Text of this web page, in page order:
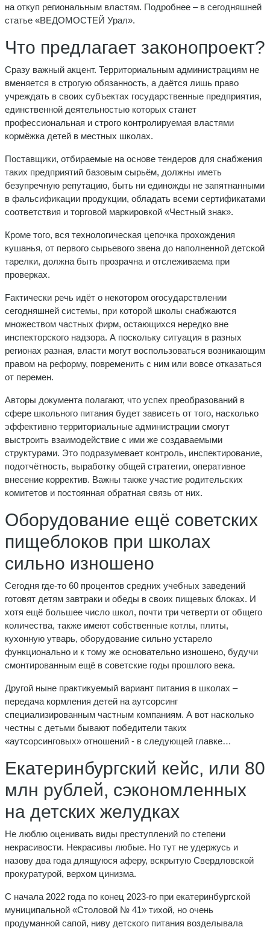
на откуп региональным властям. Подробнее – в сегодняшней
статье «ВЕДОМОСТЕЙ Урал».
Что предлагает законопроект?
Сразу важный акцент. Территориальным администрациям не
вменяется в строгую обязанность, а даётся лишь право
учреждать в своих субъектах государственные предприятия,
единственной деятельностью которых станет
профессиональная и строго контролируемая властями
кормёжка детей в местных школах.
Поставщики, отбираемые на основе тендеров для снабжения
таких предприятий базовым сырьём, должны иметь
безупречную репутацию, быть ни единожды не запятнанными
в фальсификации продукции, обладать всеми сертификатами
соответствия и торговой маркировкой «Честный знак».
Кроме того, вся технологическая цепочка прохождения
кушанья, от первого сырьевого звена до наполненной детской
тарелки, должна быть прозрачна и отслеживаема при
проверках.
Fактически речь идёт о некотором огосударствлении
сегодняшней системы, при которой школы снабжаются
множеством частных фирм, остающихся нередко вне
инспекторского надзора. А поскольку ситуация в разных
регионах разная, власти могут воспользоваться возникающим
правом на реформу, повременить с ним или вовсе отказаться
от перемен.
Авторы документа полагают, что успех преобразований в
сфере школьного питания будет зависеть от того, насколько
эффективно территориальные администрации смогут
выстроить взаимодействие с ими же создаваемыми
структурами. Это подразумевает контроль, инспектирование,
подотчётность, выработку общей стратегии, оперативное
внесение корректив. Важны также участие родительских
комитетов и постоянная обратная связь от них.
Оборудование ещё советских
пищеблоков при школах
сильно изношено
Сегодня где-то 60 процентов средних учебных заведений
готовят детям завтраки и обеды в своих пищевых блоках. И
хотя ещё большее число школ, почти три четверти от общего
количества, также имеют собственные котлы, плиты,
кухонную утварь, оборудование сильно устарело
функционально и к тому же основательно изношено, будучи
смонтированным ещё в советские годы прошлого века.
Другой ныне практикуемый вариант питания в школах –
передача кормления детей на аутсорсинг
специализированным частным компаниям. А вот насколько
честны с детьми бывают победители таких
«аутсорсинговых» отношений - в следующей главке…
Екатеринбургский кейс, или 80
млн рублей, сэкономленных
на детских желудках
Не люблю оценивать виды преступлений по степени
некрасивости. Некрасивы любые. Но тут не удержусь и
назову два года длящуюся аферу, вскрытую Свердловской
прокуратурой, верхом цинизма.
С начала 2022 года по конец 2023-го при екатеринбургской
муниципальной «Столовой № 41» тихой, но очень
продуманной сапой, ниву детского питания возделывала